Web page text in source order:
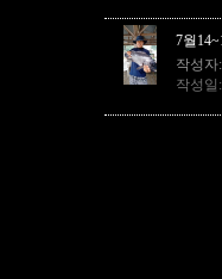
7월
작성
작성